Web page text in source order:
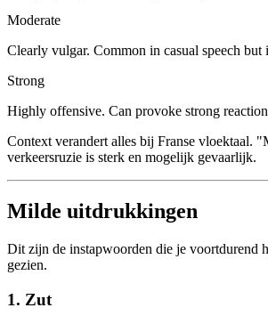
Moderate
Clearly vulgar. Common in casual speech
Strong
Highly offensive. Can provoke strong
Context verandert alles bij Franse vloektaal.
verkeersruzie is sterk en mogelijk gevaarlijk.
Milde uitdrukkingen
Dit zijn de instapwoorden die je voortdurend
gezien.
1. Zut